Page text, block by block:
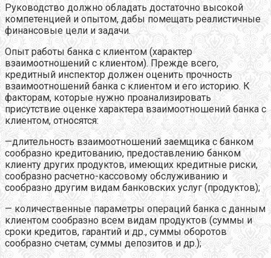
Руководство должно обладать достаточно высокой
компетенцией и опытом, дабы помещать реалистичные
финансовые цели и задачи.
Опыт работы банка с клиентом (характер
взаимоотношений с клиентом). Прежде всего,
кредитный инспектор должен оценить прочность
взаимоотношений банка с клиентом и его историю. К
факторам, которые нужно проанализировать
присутствие оценке характера взаимоотношений банка с
клиентом, относятся:
—длительность взаимоотношений заемщика с банком
сообразно кредитованию, предоставлению банком
клиенту других продуктов, имеющих кредитные риски,
сообразно расчетно-кассовому обслуживанию и
сообразно другим видам банковских услуг (продуктов);
— количественные параметры операций банка с данным
клиентом сообразно всем видам продуктов (суммы и
сроки кредитов, гарантий и др., суммы оборотов
сообразно счетам, суммы депозитов и др.);